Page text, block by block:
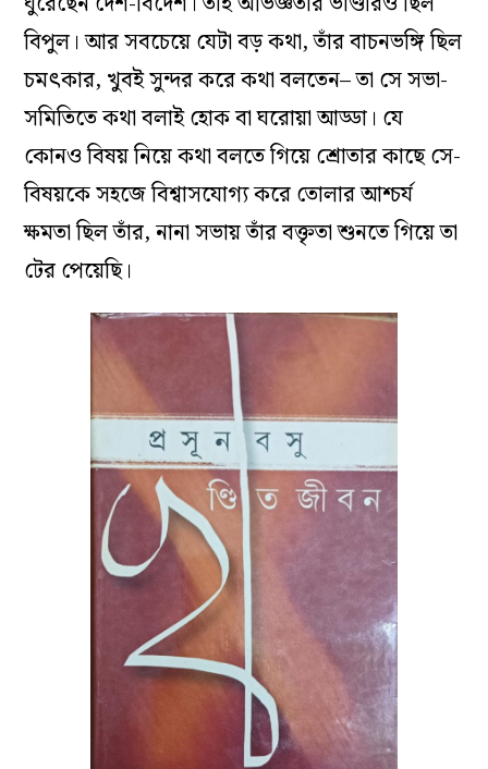
বিপুল। আর সবচেয়ে যেটা বড় কথা, তাঁর বাচনভঙ্গি ছিল
চমৎকার, খুবই সুন্দর করে কথা বলতেন– তা সে সভা-
সমিতিতে কথা বলাই হোক বা ঘরোয়া আড্ডা। যে
কোনও বিষয় নিয়ে কথা বলতে গিয়ে শ্রোতার কাছে সে-
বিষয়কে সহজে বিশ্বাসযোগ্য করে তোলার আশ্চর্য
ক্ষমতা ছিল তাঁর, নানা সভায় তাঁর বক্তৃতা শুনতে গিয়ে তা
টের পেয়েছি।